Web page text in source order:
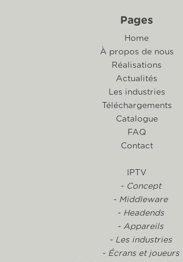
Pages
Home
À propos de nous
Réalisations
Actualités
Les industries
Téléchargements
Catalogue
FAQ
Contact
IPTV
- Concept
- Middleware
- Headends
- Appareils
- Les industries
- Écrans et joueurs